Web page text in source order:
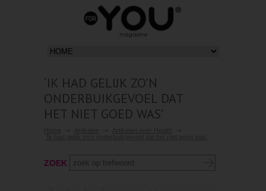
‘IK HAD GELIJK ZO’N
ONDERBUIKGEVOEL DAT
HET NIET GOED WAS’
ZOEK